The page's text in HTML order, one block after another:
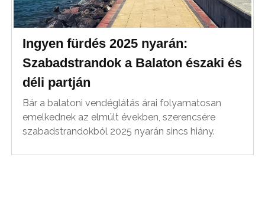
Ingyen fürdés 2025 nyarán:
Szabadstrandok a Balaton északi és
déli partján
Bár a balatoni vendéglátás árai folyamatosan
emelkednek az elmúlt években, szerencsére
szabadstrandokból 2025 nyarán sincs hiány.